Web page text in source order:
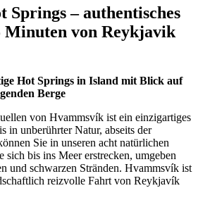
Springs – authentisches
Minuten von Reykjavik
Hot Springs in Island mit Blick auf
Berge
von Hvammsvík ist ein einzigartiges
in unberührter Natur, abseits der
Sie in unseren acht natürlichen
sich bis ins Meer erstrecken, umgeben
und schwarzen Stränden. Hvammsvík ist
reizvolle Fahrt von Reykjavík